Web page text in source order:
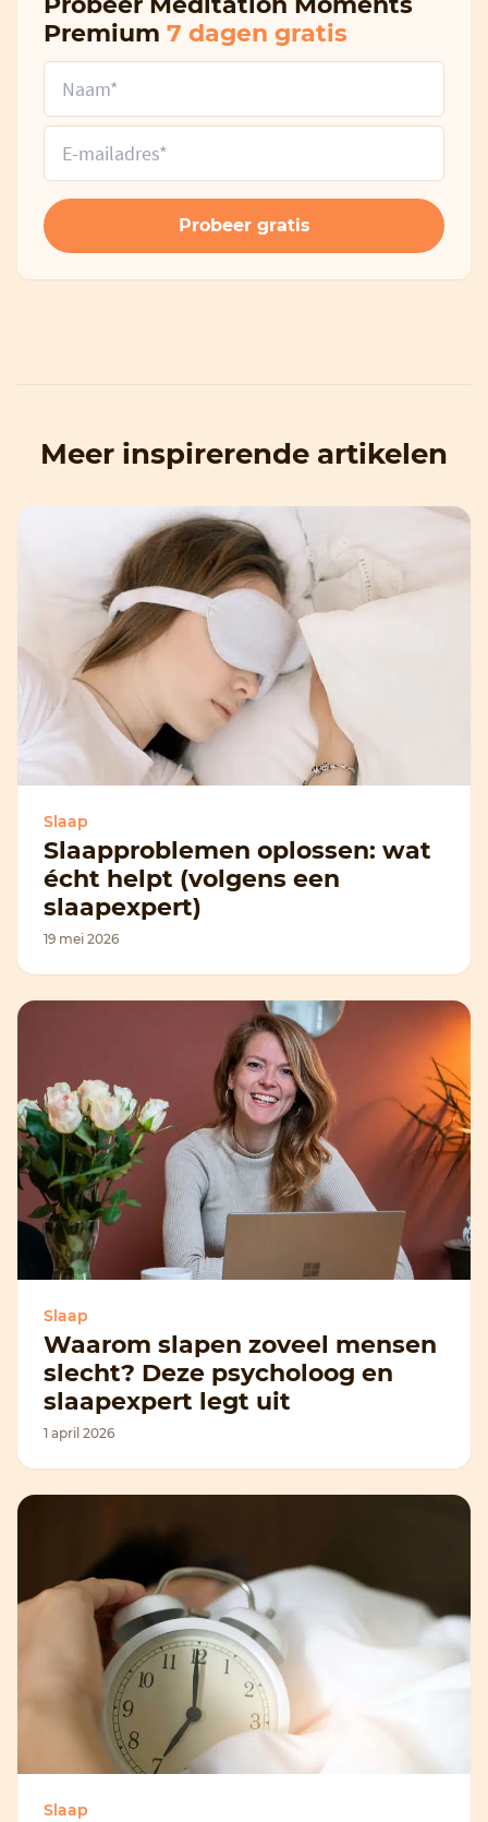
Premium 7 dagen gratis
Meer inspirerende artikelen
Slaap
Slaapproblemen oplossen: wat
écht helpt (volgens een
slaapexpert)
19 mei 2026
Slaap
Waarom slapen zoveel mensen
slecht? Deze psycholoog en
slaapexpert legt uit
1 april 2026
Slaap